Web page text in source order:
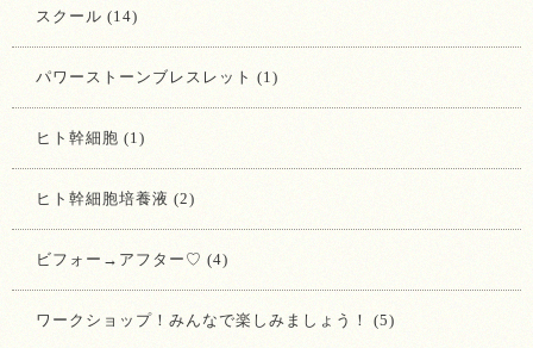
スクール (14)
パワーストーンブレスレット (1)
ヒト幹細胞 (1)
ヒト幹細胞培養液 (2)
ビフォー→アフター♡ (4)
ワークショップ！みんなで楽しみましょう！ (5)